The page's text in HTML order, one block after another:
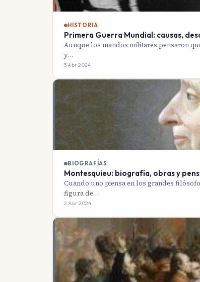
HISTORIA
Primera Guerra Mundial: causas,
Aunque los mandos militares pensaron
y…
3 Abr 2024
BIOGRAFÍAS
Montesquieu: biografía, obras y
Cuando uno piensa en los grandes
figura de…
2 Abr 2024